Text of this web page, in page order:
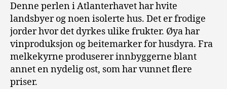
Denne perlen i Atlanterhavet har hvite
landsbyer og noen isolerte hus. Det er frodige
jorder hvor det dyrkes ulike frukter. Øya har
vinproduksjon og beitemarker for husdyra. Fra
melkekyrne produserer innbyggerne blant
annet en nydelig ost, som har vunnet flere
priser.